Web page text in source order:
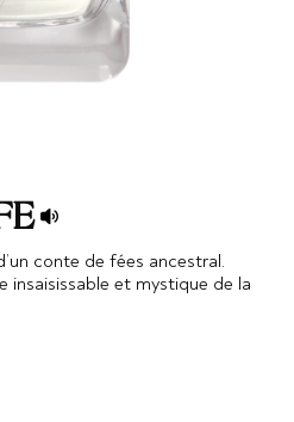
conte de fées ancestral.
insaisissable et mystique de la